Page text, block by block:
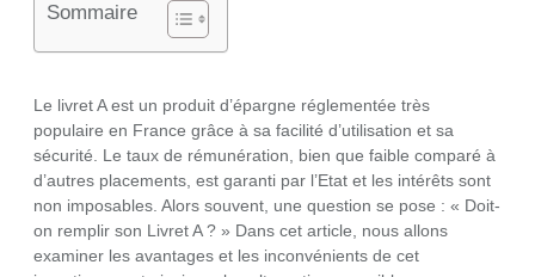
Sommaire
Le livret A est un produit d’épargne réglementée très
populaire en France grâce à sa facilité d’utilisation et sa
sécurité. Le taux de rémunération, bien que faible comparé à
d’autres placements, est garanti par l’Etat et les intérêts sont
non imposables. Alors souvent, une question se pose : « Doit-
on remplir son Livret A ? » Dans cet article, nous allons
examiner les avantages et les inconvénients de cet